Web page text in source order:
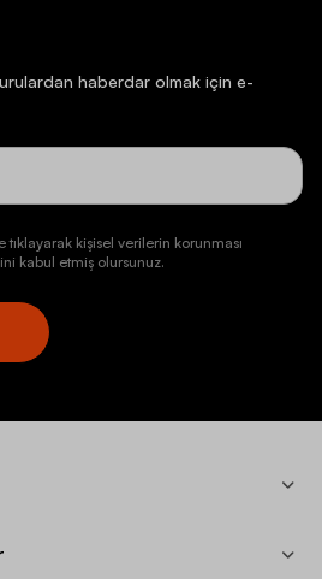
haberdar olmak için e-
tıklayarak kişisel verilerin korunması
kabul etmiş olursunuz.